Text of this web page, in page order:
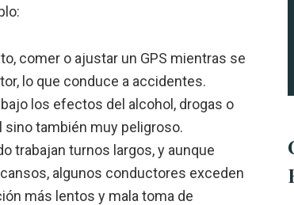
comer o ajustar un GPS mientras se
lo que conduce a accidentes.
los efectos del alcohol, drogas o
también muy peligroso.
trabajan turnos largos, y aunque
algunos conductores exceden
más lentos y mala toma de